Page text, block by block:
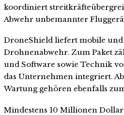
koordiniert
Abwehr unbemannter
DroneShield liefert mobile und
Drohnenabwehr. Zum Paket
und Software sowie Technik
das Unternehmen integriert.
Wartung gehören ebenfalls
Mindestens 10 Millionen